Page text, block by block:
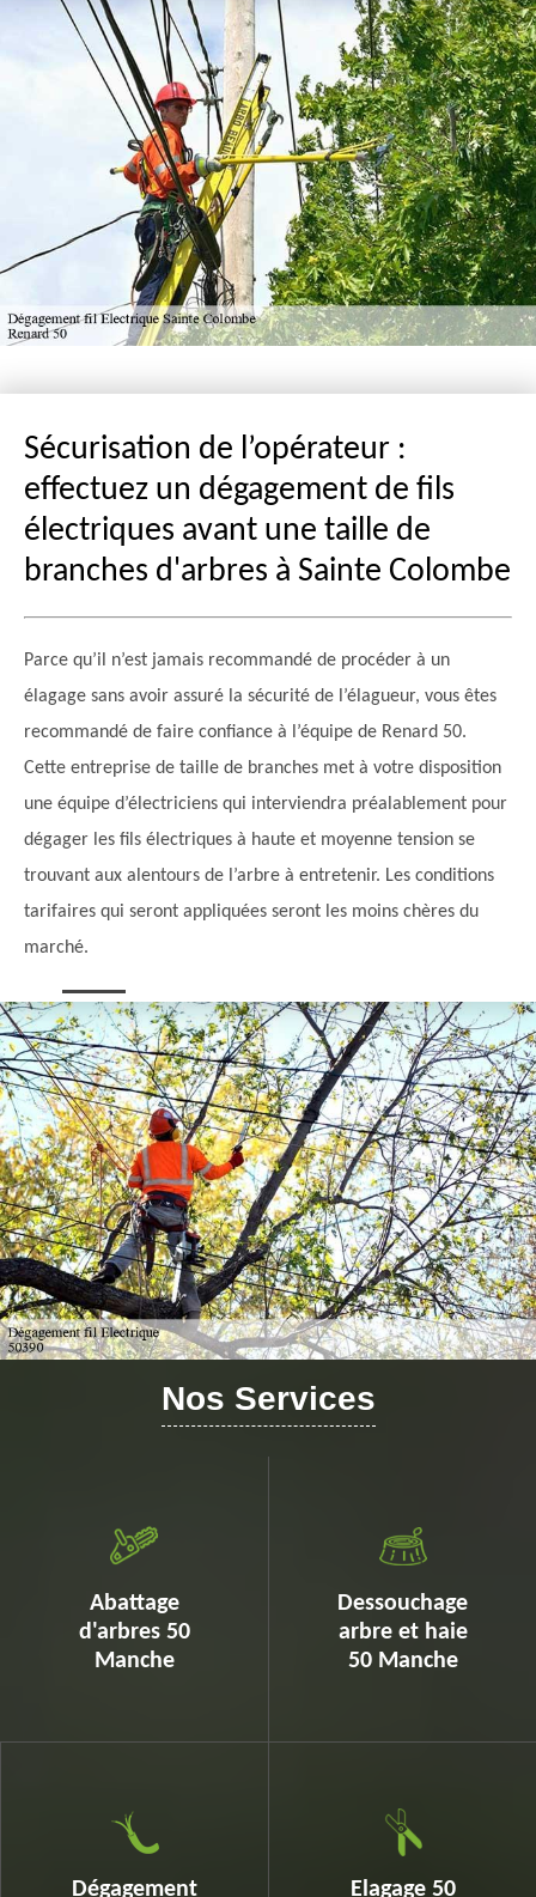
Sécurisation de l’opérateur :
effectuez un dégagement de fils
électriques avant une taille de
branches d'arbres à Sainte Colombe
Parce qu’il n’est jamais recommandé de procéder à un
élagage sans avoir assuré la sécurité de l’élagueur, vous êtes
recommandé de faire confiance à l’équipe de Renard 50.
Cette entreprise de taille de branches met à votre disposition
une équipe d’électriciens qui interviendra préalablement pour
dégager les fils électriques à haute et moyenne tension se
trouvant aux alentours de l’arbre à entretenir. Les conditions
tarifaires qui seront appliquées seront les moins chères du
marché.
Nos Services
Abattage
d'arbres 50
Manche
Dessouchage
arbre et haie
50 Manche
Dégagement Elagage 50